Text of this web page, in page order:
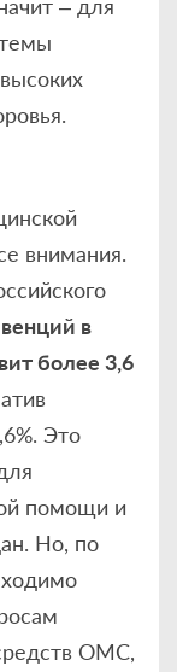
– для
внимания.
в
более 3,6
Это
помощи и
Но, по
ОМС,